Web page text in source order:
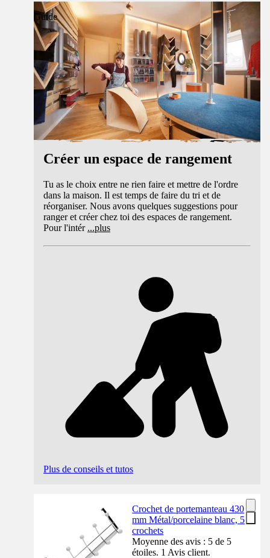
Guide
Créer un espace de rangement
Tu as le choix entre ne rien faire et mettre de l'ordre
dans la maison. Il est temps de faire du tri et de
réorganiser. Nous avons quelques suggestions pour
ranger et créer chez toi des espaces de rangement.
Pour l'intér ...plus
Plus de conseils et tutos
Crochet de portemanteau 430
mm Métal/porcelaine blanc, 5
crochets
Moyenne des avis : 5 de 5
étoiles. 1 Avis client.